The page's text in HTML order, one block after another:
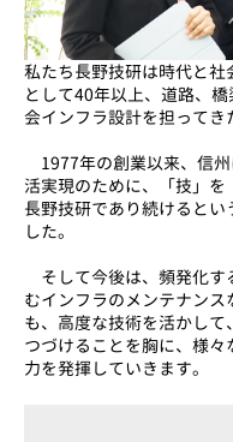
私たち長野技研は時代と
として40年以上、道路、
会インフラ設計を担ってき
1977年の創業以来、信
活実現のために、「技」
長野技研であり続けると
した。
そして今後は、頻発化す
むインフラのメンテナン
も、高度な技術を活かし
つづけることを胸に、様
力を発揮していきます。